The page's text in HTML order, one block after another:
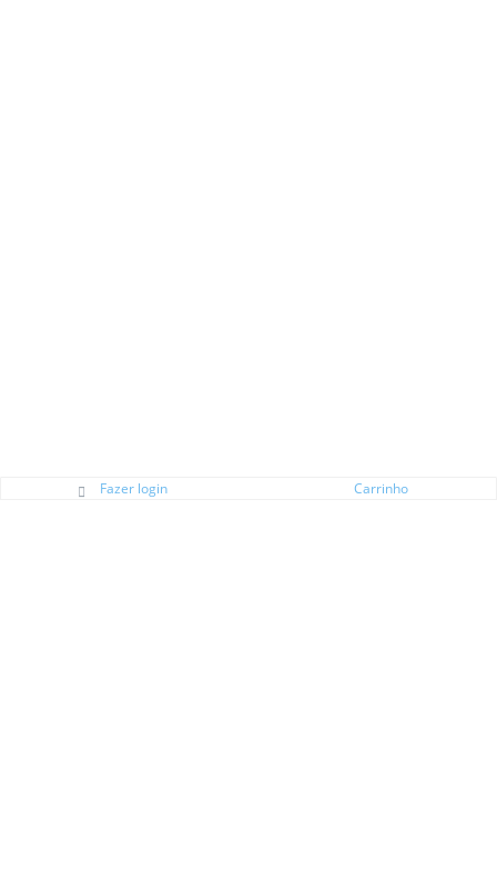
Fazer login Carrinho